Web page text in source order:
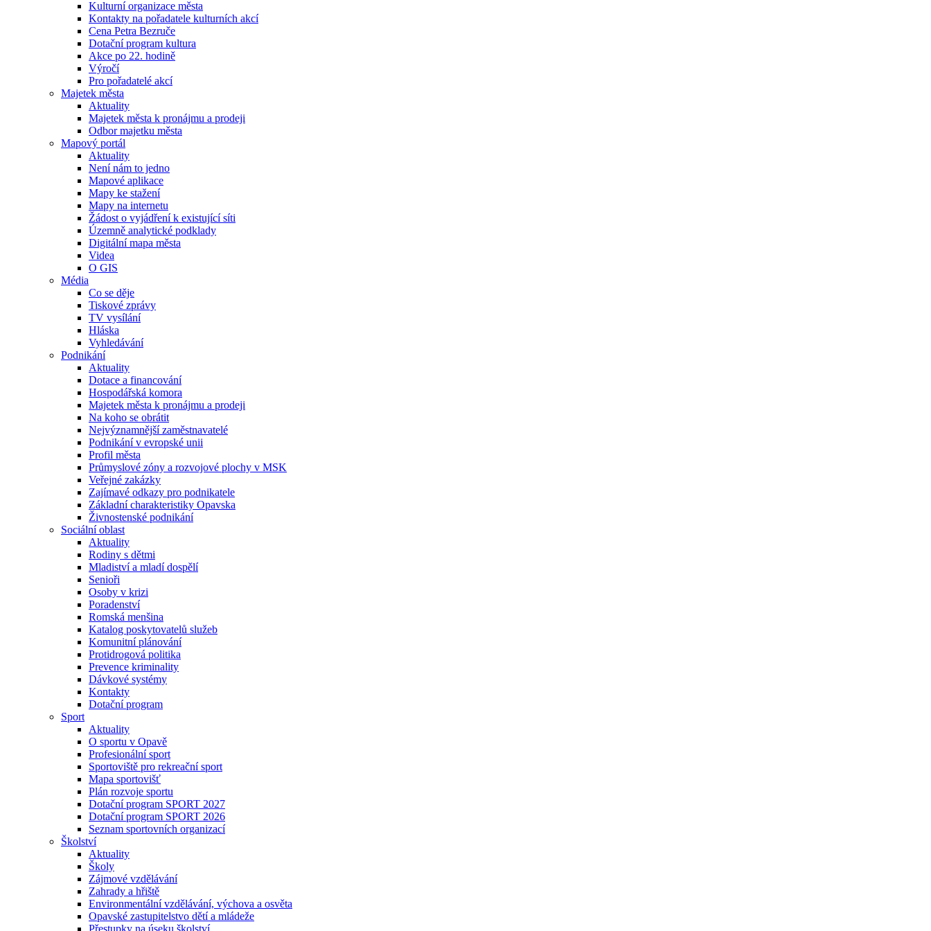
Kulturní organizace města
Kontakty na pořadatele kulturních akcí
Cena Petra Bezruče
Dotační program kultura
Akce po 22. hodině
Výročí
Pro pořadatelé akcí
Majetek města
Aktuality
Majetek města k pronájmu a prodeji
Odbor majetku města
Mapový portál
Aktuality
Není nám to jedno
Mapové aplikace
Mapy ke stažení
Mapy na internetu
Žádost o vyjádření k existující síti
Územně analytické podklady
Digitální mapa města
Videa
O GIS
Média
Co se děje
Tiskové zprávy
TV vysílání
Hláska
Vyhledávání
Podnikání
Aktuality
Dotace a financování
Hospodářská komora
Majetek města k pronájmu a prodeji
Na koho se obrátit
Nejvýznamnější zaměstnavatelé
Podnikání v evropské unii
Profil města
Průmyslové zóny a rozvojové plochy v MSK
Veřejné zakázky
Zajímavé odkazy pro podnikatele
Základní charakteristiky Opavska
Živnostenské podnikání
Sociální oblast
Aktuality
Rodiny s dětmi
Mladiství a mladí dospělí
Senioři
Osoby v krizi
Poradenství
Romská menšina
Katalog poskytovatelů služeb
Komunitní plánování
Protidrogová politika
Prevence kriminality
Dávkové systémy
Kontakty
Dotační program
Sport
Aktuality
O sportu v Opavě
Profesionální sport
Sportoviště pro rekreační sport
Mapa sportovišť
Plán rozvoje sportu
Dotační program SPORT 2027
Dotační program SPORT 2026
Seznam sportovních organizací
Školství
Aktuality
Školy
Zájmové vzdělávání
Zahrady a hřiště
Environmentální vzdělávání, výchova a osvěta
Opavské zastupitelstvo dětí a mládeže